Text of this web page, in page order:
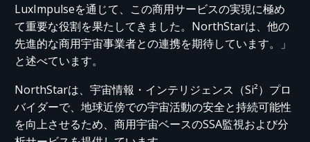
LuxImpulseを通じて、この商用サービスの実現に極め
て重要な役割を果たしてきました。NorthStarは、 他の
先進的な商用宇宙事業者との連携を期待しています。」
と述べています。
NorthStarは、宇宙情報・インテリジェンス（Si²）プロ
バイダーで、地球近傍での宇宙活動の安全と持続可能性
を向上させるため、商用宇宙ベースのSSA監視および分